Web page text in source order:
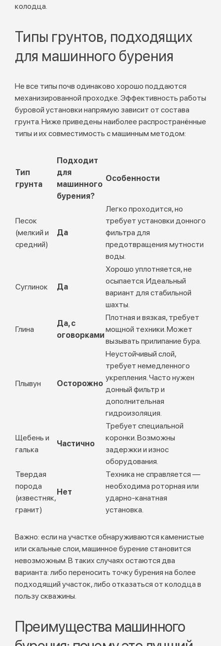
колодца.
Типы грунтов, подходящих
для машинного бурения
Не все типы почв одинаково хорошо поддаются
механизированной проходке. Эффективность работы
буровой установки напрямую зависит от состава
грунта. Ниже приведены наиболее распространённые
типы и их совместимость с машинным методом:
Тип
грунта
Подходит
для
машинного
бурения?
Особенности
Песок
(мелкий и
средний)
Да
Легко проходится, но
требует установки донного
фильтра для
предотвращения мутности
воды.
Суглинок Да
Хорошо уплотняется, не
осыпается. Идеальный
вариант для стабильной
шахты.
Глина
Да, с
оговорками
Плотная и вязкая, требует
мощной техники. Может
вызывать прилипание бура.
Плывун Осторожно
Неустойчивый слой,
требует немедленного
укрепления. Часто нужен
донный фильтр и
дополнительная
гидроизоляция.
Щебень и
галька
Частично
Требует специальной
коронки. Возможны
задержки и износ
оборудования.
Твердая
порода
(известняк,
гранит)
Нет
Техника не справляется —
необходима роторная или
ударно-канатная
установка.
Важно: если на участке обнаруживаются каменистые
или скальные слои, машинное бурение становится
невозможным. В таких случаях остаются два
варианта: либо переносить точку бурения на более
подходящий участок, либо отказаться от колодца в
пользу скважины.
Преимущества машинного